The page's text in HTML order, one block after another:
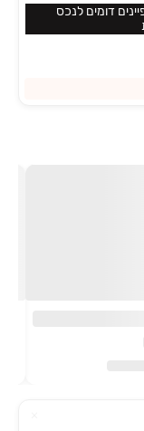
דומים לנכס